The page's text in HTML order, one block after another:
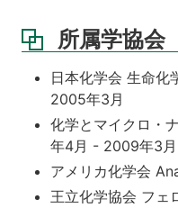
所属学協会
日本化学会 生命
2005年3月
化学とマイクロ・
年4月 - 2009年3月
アメリカ化学会
王立化学協会 フェ